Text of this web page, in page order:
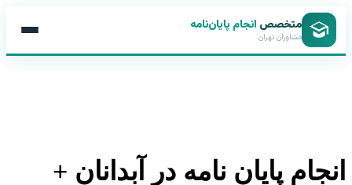
متخصصانجام پایان‌نامه
مشاوران تهران
پایان نامه در آبدانان +